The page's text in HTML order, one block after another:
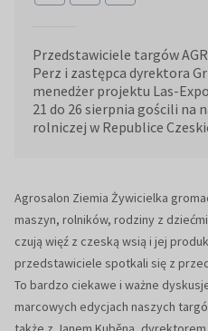
Przedstawiciele targów
Perz i zastępca dyrektora
menedżer projektu Las-
21 do 26 sierpnia gościli na
rolniczej w Republice
Agrosalon Ziemia Żywicielka
maszyn, rolników, rodziny z
czują więź z czeską wsią i jej
przedstawiciele spotkali się z
To bardzo ciekawe i ważne
marcowych edycjach naszych